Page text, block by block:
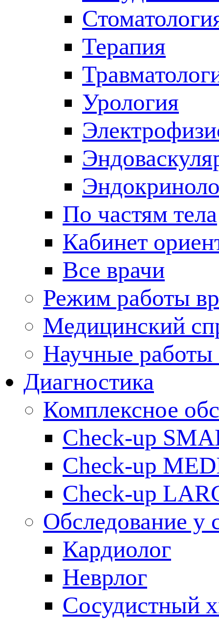
Терапия
Урология
По частям тела
Кабинет
Все врачи
Режим работы
Медицинский
Научные работы
Диагностика
Комплексное
Check-up
Check-up
Check-up
Обследование у
Кардиолог
Неврлог
Сосудистный